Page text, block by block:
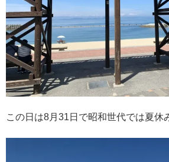
この日は8月31日で昭和世代では夏休